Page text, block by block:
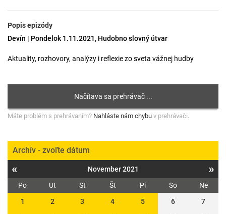
Popis epizódy
Devín | Pondelok 1.11.2021, Hudobno slovný útvar
Aktuality, rozhovory, analýzy i reflexie zo sveta vážnej hudby
Máte problém s prehrávaním? Nahláste nám chybu v prehrávači.
Archív - zvoľte dátum
« November 2021 »
Po Ut St Št Pi So
Ne
1
2 3 4 5 6 7